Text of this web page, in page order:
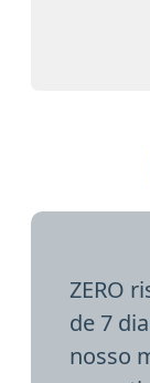
ZERO
de 7
nosso